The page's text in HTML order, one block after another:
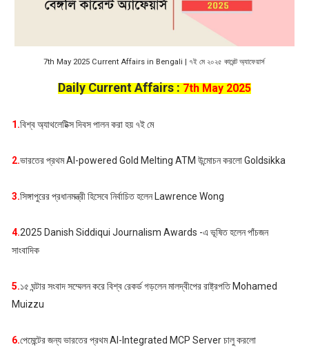
7th May 2025 Current Affairs in Bengali | ৭ই মে ২০২৫ কারেন্ট অ্যাফেয়ার্স
Daily Current Affairs :7th May 2025
1.বিশ্ব অ্যাথলেটিক্স দিবস পালন করা হয় ৭ই মে
2.ভারতের প্রথম AI-powered Gold Melting ATM উন্মোচন করলো Goldsikka
3.সিঙ্গাপুরের প্রধানমন্ত্রী হিসেবে নির্বাচিত হলেন Lawrence Wong
4.2025 Danish Siddiqui Journalism Awards -এ ভূষিত হলেন পাঁচজন
সাংবাদিক
5.১৫ ঘন্টার সংবাদ সম্মেলন করে বিশ্ব রেকর্ড গড়লেন মালদ্বীপের রাষ্ট্রপতি Mohamed
Muizzu
6.পেমেন্টের জন্য ভারতের প্রথম AI-Integrated MCP Server চালু করলো